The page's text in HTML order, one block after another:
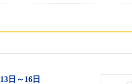
日～16日